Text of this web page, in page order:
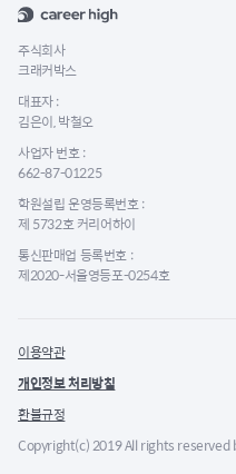
주식회사
크래커박스
대표자 :
김은이, 박철오
사업자 번호 :
662-87-01225
학원설립 운영등록번호 :
제 5732호 커리어하이
통신판매업 등록번호 :
제2020-서울영등포-0254호
이용약관
개인정보 처리방침
환불규정
Copyright(c) 2019 All rights reserved